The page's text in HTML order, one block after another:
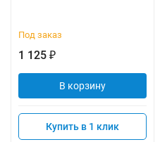
Под заказ
1 125 ₽
В корзину
Купить в 1 клик